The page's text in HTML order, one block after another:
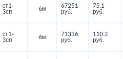
ст1-
3сп
6м
67251
руб.
75.1
руб.
ст1-
3сп
6м
71336
руб.
110.2
руб.